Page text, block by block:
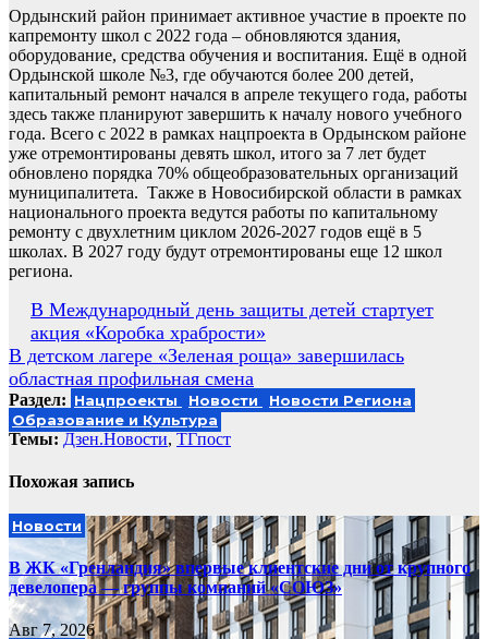
Ордынский район принимает активное участие в проекте по
капремонту школ с 2022 года – обновляются здания,
оборудование, средства обучения и воспитания. Ещё в одной
Ордынской школе №3, где обучаются более 200 детей,
капитальный ремонт начался в апреле текущего года, работы
здесь также планируют завершить к началу нового учебного
года. Всего с 2022 в рамках нацпроекта в Ордынском районе
уже отремонтированы девять школ, итого за 7 лет будет
обновлено порядка 70% общеобразовательных организаций
муниципалитета. Также в Новосибирской области в рамках
национального проекта ведутся работы по капитальному
ремонту с двухлетним циклом 2026-2027 годов ещё в 5
школах. В 2027 году будут отремонтированы еще 12 школ
региона.
Навигация
по
записям
В Международный день защиты детей стартует
акция «Коробка храбрости»
В детском лагере «Зеленая роща» завершилась
областная профильная смена
Раздел: Нацпроекты Новости
Новости Региона
Образование и Культура
Темы: Дзен.Новости, ТГпост
Похожая запись
Новости
В ЖК «Гренландия» впервые клиентские дни от крупного
девелопера — группы компаний «СОЮЗ»
Авг 7, 2026